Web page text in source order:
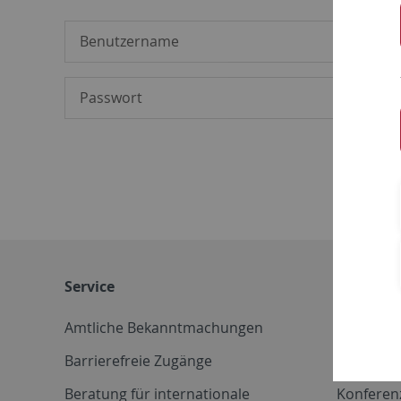
Service
Amtliche Bekanntmachungen
Barrierefreie Zugänge
Beratung für internationale